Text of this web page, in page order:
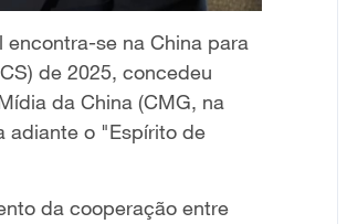
se na China para
de 2025, concedeu
da China (CMG, na
adiante o "Espírito de
da cooperação entre